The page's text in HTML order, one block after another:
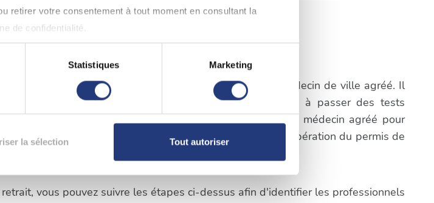
retirer votre consentement à tout moment en consultant la
de confidentialité.
qui peuvent être précises à plusieurs mètres près
en relever les caractéristiques spécifiques (empreintes
et les annonces, d'offrir des fonctionnalités relatives aux médias
Statistiques Marketing
la sélection Tout autoriser
Voir plus
conduire à Lavaur
ou aux stupéfiants, il est obligatoire de consulter un médecin de ville agréé. Il
récupération du permis. La première étape consistera à passer des tests
ces tests, vous devrez prendre rendez-vous avec un médecin agréé pour
délais et les exigences spécifiques du processus de récupération du permis de
vous pouvez suivre les étapes ci-dessus afin d'identifier les professionnels